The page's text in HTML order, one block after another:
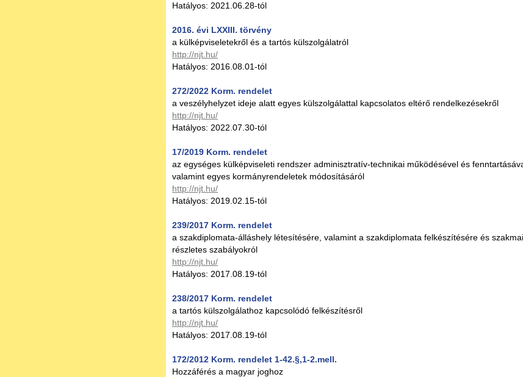
Hatályos: 2021.06.28-tól
2016. évi LXXIII. törvény
a külképviseletekről és a tartós külszolgálatról
http://njt.hu/
Hatályos: 2016.08.01-tól
272/2022 Korm. rendelet
a veszélyhelyzet ideje alatt egyes külszolgálattal kapcsolatos eltérő rendelkezésekről
http://njt.hu/
Hatályos: 2022.07.30-tól
17/2019 Korm. rendelet
az egységes külképviseleti rendszer adminisztratív-technikai működésével és
valamint egyes kormányrendeletek módosításáról
http://njt.hu/
Hatályos: 2019.02.15-tól
239/2017 Korm. rendelet
a szakdiplomata-álláshely létesítésére, valamint a szakdiplomata felkészítésére és
részletes szabályokról
http://njt.hu/
Hatályos: 2017.08.19-tól
238/2017 Korm. rendelet
a tartós külszolgálathoz kapcsolódó felkészítésről
http://njt.hu/
Hatályos: 2017.08.19-tól
172/2012 Korm. rendelet 1-42.§,1-2.mell.
Hozzáférés a magyar joghoz